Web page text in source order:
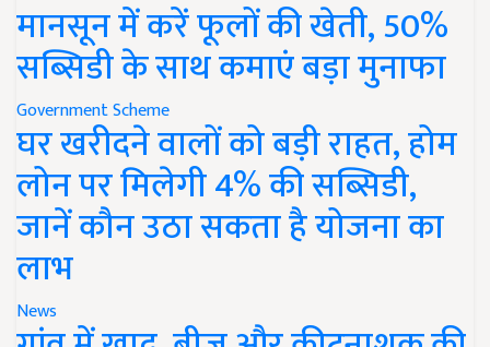
मानसून में करें फूलों की खेती, 50%
सब्सिडी के साथ कमाएं बड़ा मुनाफा
Government Scheme
घर खरीदने वालों को बड़ी राहत, होम
लोन पर मिलेगी 4% की सब्सिडी,
जानें कौन उठा सकता है योजना का
लाभ
News